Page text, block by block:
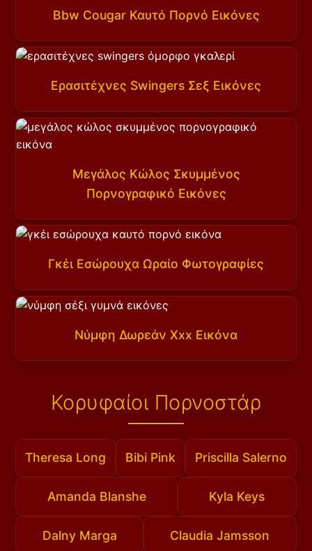
Bbw Cougar Καυτό Πορνό Εικόνες
Ερασιτέχνες Swingers Σεξ Εικόνες
Μεγάλος Κώλος Σκυμμένος
Πορνογραφικό Εικόνες
Γκέι Εσώρουχα Ωραίο Φωτογραφίες
Νύμφη Δωρεάν Xxx Εικόνα
Κορυφαίοι Πορνοστάρ
Theresa Long Bibi Pink Priscilla Salerno
Amanda Blanshe Kyla Keys
Dalny Marga Claudia Jamsson